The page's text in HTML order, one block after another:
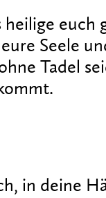
heilige euch
Seele
Tadel
in deine